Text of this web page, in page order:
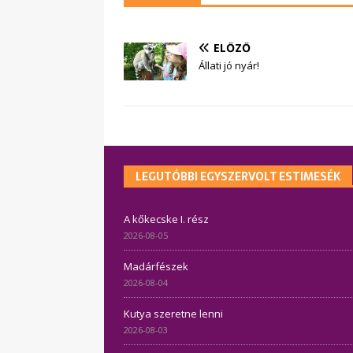
ELŐZŐ
Állati jó nyár!
LEGUTÓBBI EGYSZERVOLT ESTIMESÉK
A kőkecske I. rész
2026-08-05
Madárfészek
2026-08-04
Kutya szeretne lenni
2026-08-03